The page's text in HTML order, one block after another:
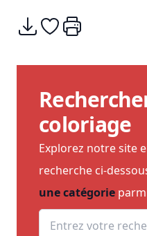
Télécharger
Ajouter à mes coups
Imprimer
coloriage
Explorez notre site
recherche ci-
une catégorie